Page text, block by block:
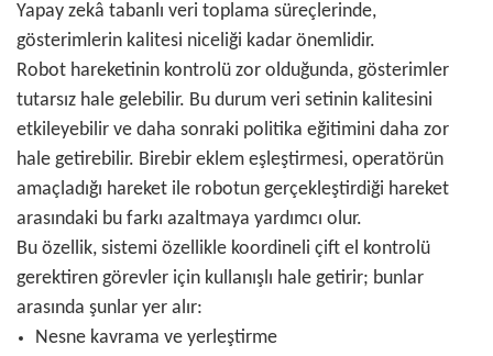
Yapay zekâ tabanlı veri toplama süreçlerinde,
gösterimlerin kalitesi niceliği kadar önemlidir.
Robot hareketinin kontrolü zor olduğunda, gösterimler
tutarsız hale gelebilir. Bu durum veri setinin kalitesini
etkileyebilir ve daha sonraki politika eğitimini daha zor
hale getirebilir. Birebir eklem eşleştirmesi, operatörün
amaçladığı hareket ile robotun gerçekleştirdiği hareket
arasındaki bu farkı azaltmaya yardımcı olur.
Bu özellik, sistemi özellikle koordineli çift el kontrolü
gerektiren görevler için kullanışlı hale getirir; bunlar
arasında şunlar yer alır:
Nesne kavrama ve yerleştirme